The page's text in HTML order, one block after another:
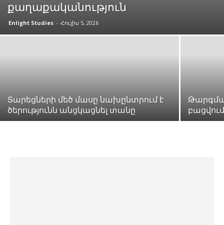
քաղաքականություն
Enlight Studies - Հուլիս 5, 2026
Տարեցների մեծ մասը նախընտրում է
ծերությունն անցկացնել տանը